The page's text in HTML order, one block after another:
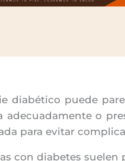
diabético puede
adecuadamente o
para evitar
con diabetes